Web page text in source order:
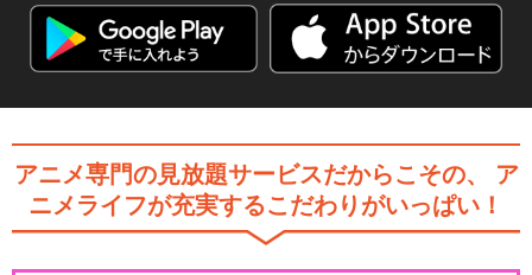
閉じる
アニメ専門の見放題サービスだからこその、
ア
ニメライフが充実するこだわりがいっぱい！